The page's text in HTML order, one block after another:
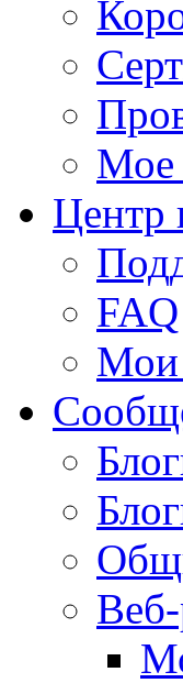
Мое
Центр
FAQ
Мои